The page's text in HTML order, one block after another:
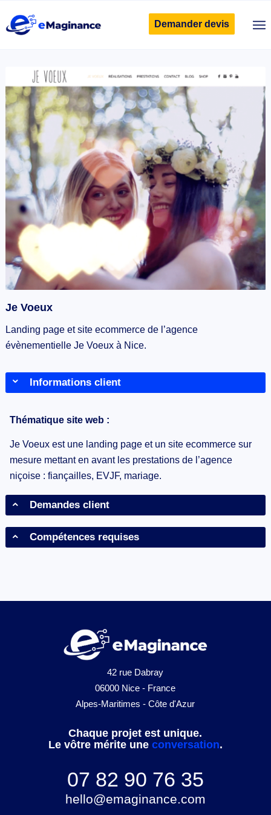
Demander devis
Je Voeux
Landing page et site ecommerce de l’agence
évènementielle Je Voeux à Nice.
Informations client
Thématique site web :
Je Voeux est une landing page et un site ecommerce sur
mesure mettant en avant les prestations de l’agence
niçoise : fiançailles, EVJF, mariage.
Demandes client
Compétences requises
42 rue Dabray
06000 Nice - France
Alpes-Maritimes - Côte d'Azur
Chaque projet est unique.
Le vôtre mérite une conversation.
07 82 90 76 35
hello@emaginance.com